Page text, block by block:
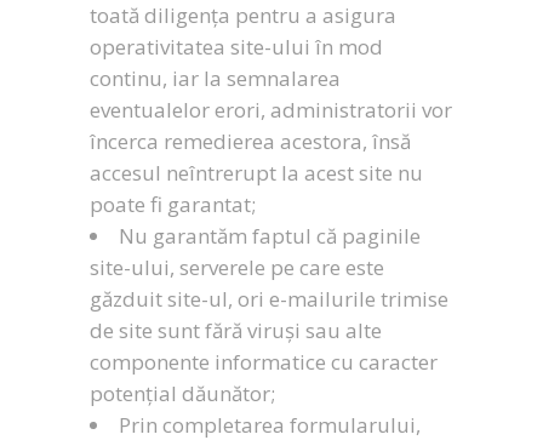
toată diligența pentru a asigura
operativitatea site-ului în mod
continu, iar la semnalarea
eventualelor erori, administratorii vor
încerca remedierea acestora, însă
accesul neîntrerupt la acest site nu
poate fi garantat;
Nu garantăm faptul că paginile
site-ului, serverele pe care este
găzduit site-ul, ori e-mailurile trimise
de site sunt fără viruși sau alte
componente informatice cu caracter
potențial dăunător;
Prin completarea formularului,